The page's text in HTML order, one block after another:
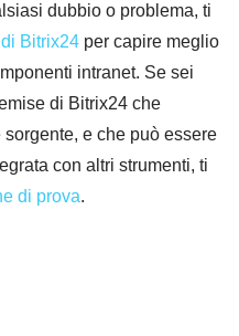
dubbio o problema, ti
Bitrix24 per capire meglio
intranet. Se sei
di Bitrix24 che
e che può essere
con altri strumenti, ti
di prova.